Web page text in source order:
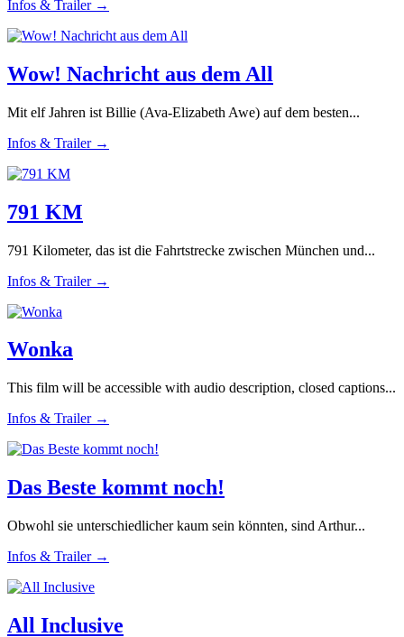
Infos & Trailer →
Wow! Nachricht aus dem All
Mit elf Jahren ist Billie (Ava-Elizabeth Awe) auf dem besten...
Infos & Trailer →
791 KM
791 Kilometer, das ist die Fahrtstrecke zwischen München und...
Infos & Trailer →
Wonka
This film will be accessible with audio description, closed captions...
Infos & Trailer →
Das Beste kommt noch!
Obwohl sie unterschiedlicher kaum sein könnten, sind Arthur...
Infos & Trailer →
All Inclusive